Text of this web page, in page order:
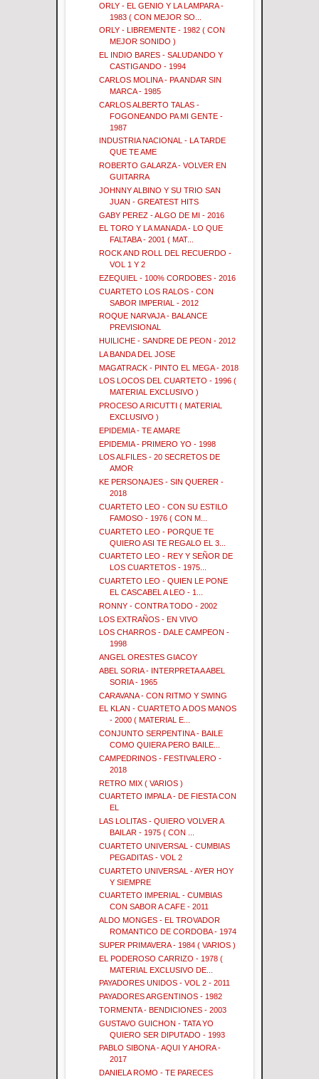
ORLY - EL GENIO Y LA LAMPARA -
1983 ( CON MEJOR SO...
ORLY - LIBREMENTE - 1982 ( CON
MEJOR SONIDO )
EL INDIO BARES - SALUDANDO Y
CASTIGANDO - 1994
CARLOS MOLINA - PA ANDAR SIN
MARCA - 1985
CARLOS ALBERTO TALAS -
FOGONEANDO PA MI GENTE -
1987
INDUSTRIA NACIONAL - LA TARDE
QUE TE AME
ROBERTO GALARZA - VOLVER EN
GUITARRA
JOHNNY ALBINO Y SU TRIO SAN
JUAN - GREATEST HITS
GABY PEREZ - ALGO DE MI - 2016
EL TORO Y LA MANADA - LO QUE
FALTABA - 2001 ( MAT...
ROCK AND ROLL DEL RECUERDO -
VOL 1 Y 2
EZEQUIEL - 100% CORDOBES - 2016
CUARTETO LOS RALOS - CON
SABOR IMPERIAL - 2012
ROQUE NARVAJA - BALANCE
PREVISIONAL
HUILICHE - SANDRE DE PEON - 2012
LA BANDA DEL JOSE
MAGATRACK - PINTO EL MEGA - 2018
LOS LOCOS DEL CUARTETO - 1996 (
MATERIAL EXCLUSIVO )
PROCESO A RICUTTI ( MATERIAL
EXCLUSIVO )
EPIDEMIA - TE AMARE
EPIDEMIA - PRIMERO YO - 1998
LOS ALFILES - 20 SECRETOS DE
AMOR
KE PERSONAJES - SIN QUERER -
2018
CUARTETO LEO - CON SU ESTILO
FAMOSO - 1976 ( CON M...
CUARTETO LEO - PORQUE TE
QUIERO ASI TE REGALO EL 3...
CUARTETO LEO - REY Y SEÑOR DE
LOS CUARTETOS - 1975...
CUARTETO LEO - QUIEN LE PONE
EL CASCABEL A LEO - 1...
RONNY - CONTRA TODO - 2002
LOS EXTRAÑOS - EN VIVO
LOS CHARROS - DALE CAMPEON -
1998
ANGEL ORESTES GIACOY
ABEL SORIA - INTERPRETA A ABEL
SORIA - 1965
CARAVANA - CON RITMO Y SWING
EL KLAN - CUARTETO A DOS MANOS
- 2000 ( MATERIAL E...
CONJUNTO SERPENTINA - BAILE
COMO QUIERA PERO BAILE...
CAMPEDRINOS - FESTIVALERO -
2018
RETRO MIX ( VARIOS )
CUARTETO IMPALA - DE FIESTA CON
EL
LAS LOLITAS - QUIERO VOLVER A
BAILAR - 1975 ( CON ...
CUARTETO UNIVERSAL - CUMBIAS
PEGADITAS - VOL 2
CUARTETO UNIVERSAL - AYER HOY
Y SIEMPRE
CUARTETO IMPERIAL - CUMBIAS
CON SABOR A CAFE - 2011
ALDO MONGES - EL TROVADOR
ROMANTICO DE CORDOBA - 1974
SUPER PRIMAVERA - 1984 ( VARIOS )
EL PODEROSO CARRIZO - 1978 (
MATERIAL EXCLUSIVO DE...
PAYADORES UNIDOS - VOL 2 - 2011
PAYADORES ARGENTINOS - 1982
TORMENTA - BENDICIONES - 2003
GUSTAVO GUICHON - TATA YO
QUIERO SER DIPUTADO - 1993
PABLO SIBONA - AQUI Y AHORA -
2017
DANIELA ROMO - TE PARECES